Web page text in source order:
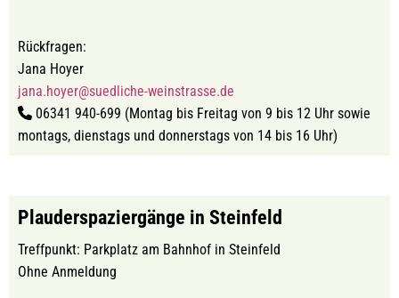
Rückfragen:
Jana Hoyer
jana.hoyer@suedliche-weinstrasse.de
06341 940-699 (Montag bis Freitag von 9 bis 12 Uhr sowie
montags, dienstags und donnerstags von 14 bis 16 Uhr)
Plauderspaziergänge in Steinfeld
Treffpunkt: Parkplatz am Bahnhof in Steinfeld
Ohne Anmeldung